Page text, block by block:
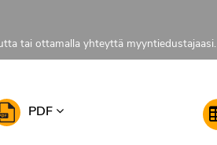
tai ottamalla yhteyttä myyntiedustajaasi.
PDF